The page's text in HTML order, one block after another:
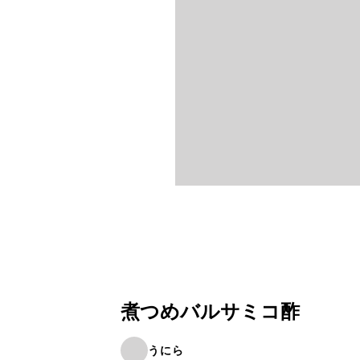
煮つめバルサミコ酢
うにら